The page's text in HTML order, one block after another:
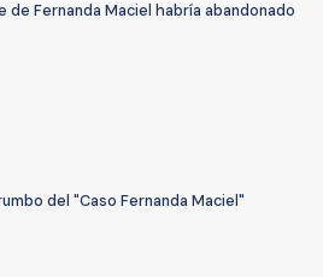
Fernanda Maciel habría abandonado
del "Caso Fernanda Maciel"